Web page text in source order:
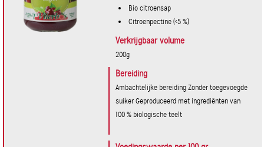
Bio citroensap
Citroenpectine (<5 %)
Verkrijgbaar volume
200g
Bereiding
Ambachtelijke bereiding Zonder toegevoegde
suiker Geproduceerd met ingrediënten van
100 % biologische teelt